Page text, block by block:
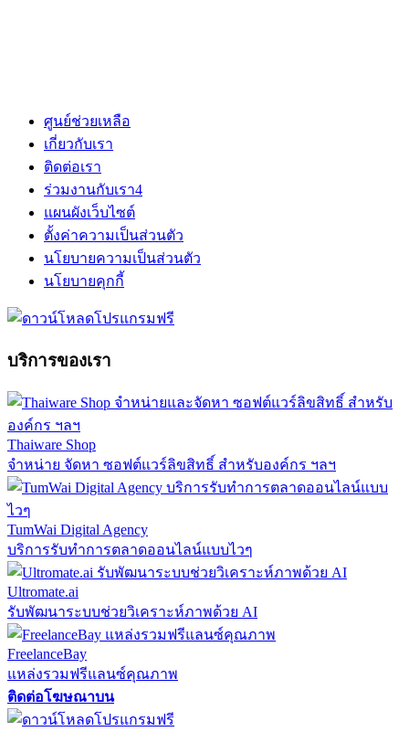
ศูนย์ช่วยเหลือ
เกี่ยวกับเรา
ติดต่อเรา
ร่วมงานกับเรา4
แผนผังเว็บไซต์
ตั้งค่าความเป็นส่วนตัว
นโยบายความเป็นส่วนตัว
นโยบายคุกกี้
บริการของเรา
Thaiware Shop
จำหน่าย จัดหา ซอฟต์แวร์ลิขสิทธิ์ สำหรับองค์กร ฯลฯ
TumWai Digital Agency
บริการรับทำการตลาดออนไลน์แบบไวๆ
Ultromate.ai
รับพัฒนาระบบช่วยวิเคราะห์ภาพด้วย AI
FreelanceBay
แหล่งรวมฟรีแลนซ์คุณภาพ
ติดต่อโฆษณาบน